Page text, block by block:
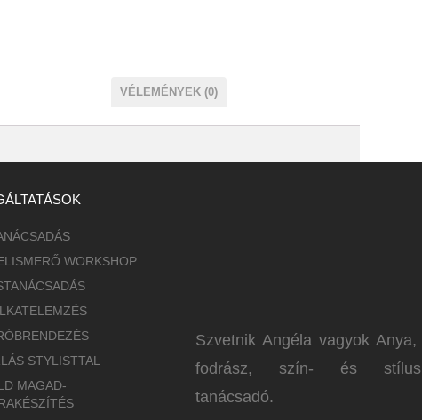
VÉLEMÉNYEK (0)
WORKSHOP
STYLISTTAL
MAGAD-
Szvetnik Angéla vagyok Anya,
fodrász, szín- és stílus
tanácsadó.